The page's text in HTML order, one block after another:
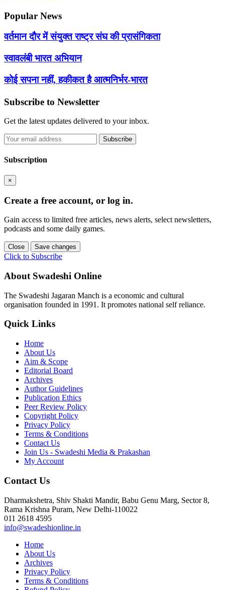
Popular News
वर्तमान दौर में संयुक्त राष्ट्र संघ की प्रासंगिकता
स्वावलंबी भारत अभियान
कोई सपना नहीं, हकीकत है आत्मनिर्भर-भारत
Subscribe to Newsletter
Get the latest updates delivered to your inbox.
Subscribe
Subscription
×
Create a free account, or log in.
Gain access to limited free articles, news alerts, select newsletters,
podcasts and some daily games.
Close Save changes
Click to Subscribe
About Swadeshi Online
The Swadeshi Jagaran Manch is a economic and cultural
organisation founded in 1991. It promotes national self reliance.
Quick Links
Home
About Us
Aim & Scope
Editorial Board
Archives
Author Guidelines
Publication Ethics
Peer Review Policy
Copyright Policy
Privacy Policy
Terms & Conditions
Contact Us
Join Us - Swadeshi Media & Prakashan
My Account
Contact Us
Dharmakshetra, Shiv Shakti Mandir, Babu Genu Marg, Sector 8,
Rama Krishna Puram, New Delhi-110022
011 2618 4595
info@swadeshionline.in
Home
About Us
Archives
Privacy Policy
Terms & Conditions